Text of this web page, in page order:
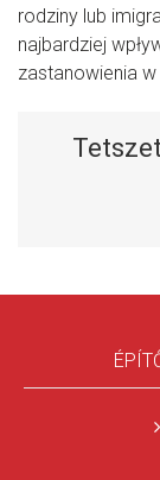
rodziny lub
najbardziej
zastanowienia